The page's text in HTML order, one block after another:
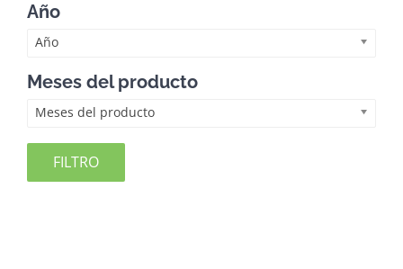
Año
Año
Meses del producto
Meses del producto
FILTRO